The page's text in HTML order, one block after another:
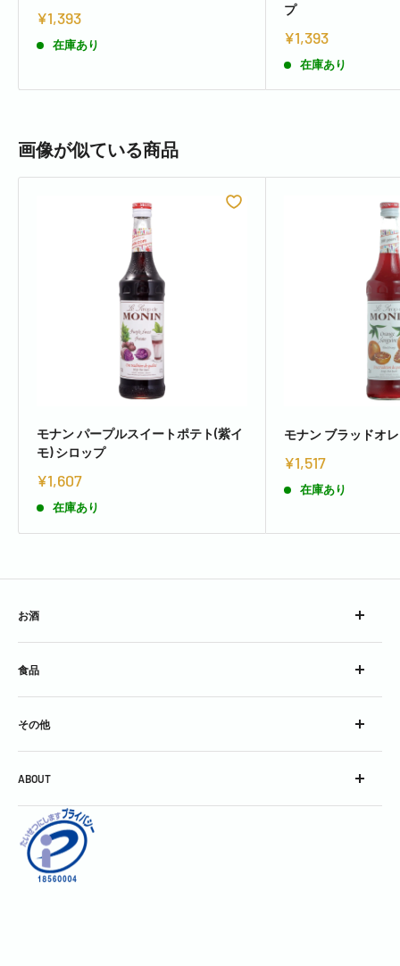
¥1,393
在庫あり
プ
¥1,393
在庫あり
画像が似ている商品
モナン パープルスイートポテト(紫イ
モ) シロップ
¥1,607
在庫あり
モナン ブラッドオ
¥1,517
在庫あり
お酒
ウイスキー
ブランデー
スピリッツ
コンク
シロップ
スパークリングワイン
スティル・ワイン
酒精強化＆フレーバードワイン
焼酎＆泡盛
中国銘酒
食品
チーズ
加工食品
その他
グラス
グッズ
ABOUT
会社概要
利用規約
お問い合わせ